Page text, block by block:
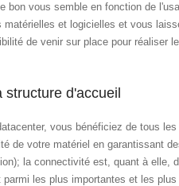
bon vous semble en fonction de
et logicielles et vous
de venir sur place pour réaliser
d'accueil
vous bénéficiez de tous
de votre matériel en garantissant
la connectivité est, quant à elle,
les plus importantes et les